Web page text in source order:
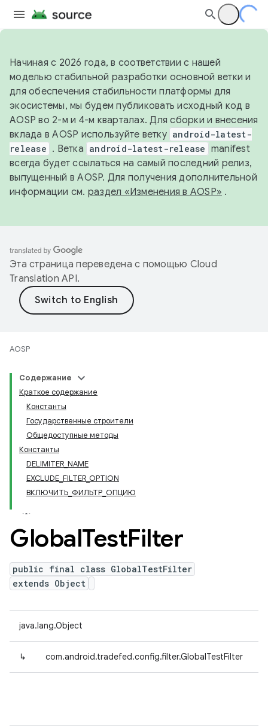
Начиная с 2026 года, в соответствии с нашей
моделью стабильной разработки основной ветки и
для обеспечения стабильности платформы для
экосистемы, мы будем публиковать исходный код в
AOSP во 2-м и 4-м кварталах. Для сборки и внесения
вклада в AOSP используйте ветку android-latest-
release . Ветка android-latest-release manifest
всегда будет ссылаться на самый последний релиз,
выпущенный в AOSP. Для получения дополнительной
информации см. раздел «Изменения в AOSP» .
Эта страница переведена с помощью Cloud
Translation API.
AOSP
Содержание
Краткое содержание
Константы
Государственные строители
Общедоступные методы
Константы
DELIMITER_NAME
EXCLUDE_FILTER_OPTION
ВКЛЮЧИТЬ_ФИЛЬТР_ОПЦИЮ
GlobalTestFilter
public final class GlobalTestFilter
extends Object
java.lang.Object
↳ com.android.tradefed.config.filter.GlobalTestFilter